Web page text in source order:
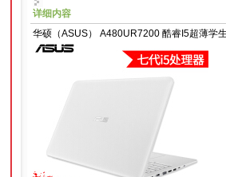
详细内容
华硕（ASUS） A480UR7200 酷睿I5超薄学